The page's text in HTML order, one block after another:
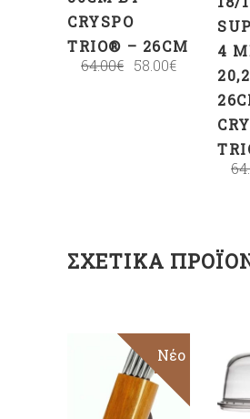
CRYSPO
TRIO® – 26CM
64.00€ 58.00€
4
ΣΧΕΤΙΚΆ
Sale
Νέο
ΠΡΟΣΘΉΚΗ
ΣΤΟ